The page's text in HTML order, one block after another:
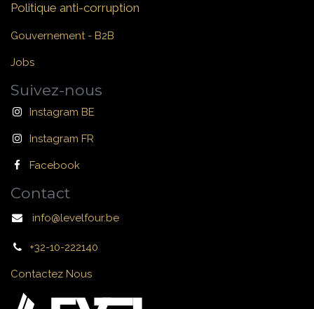
Politique anti-corruption
Gouvernement - B2B
Jobs
Suivez-nous
Instagram BE
Instagram FR
Facebook
Contact
info@levelfour.be
+32-10-222140
Contactez Nous